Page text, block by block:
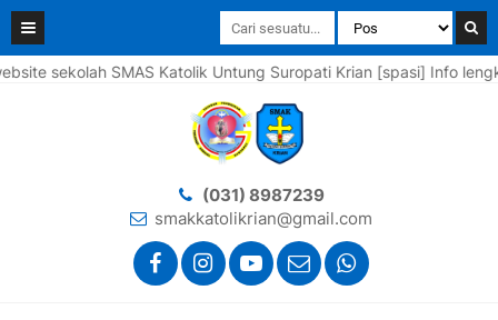
SMAS Katolik Untung Suropati Krian [spasi] Info
(031) 8987239
smakkatolikrian@gmail.com